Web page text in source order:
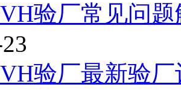
验厂常见问
验厂最新验